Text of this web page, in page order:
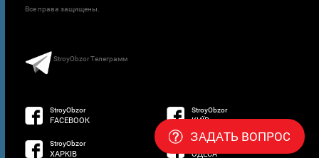
ЗАДАТЬ ВОПРОС
Все права защищены.
StroyObzor Телеграмм
StroyObzor
FACEBOOK
StroyObzor
КИЇВ
StroyObzor
ХАРКІВ
StroyObzor
ОДЕСА